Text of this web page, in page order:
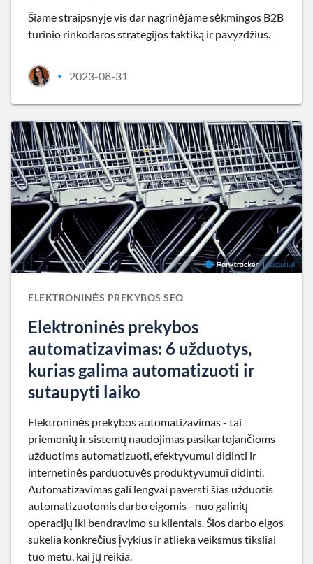
Šiame straipsnyje vis dar nagrinėjame sėkmingos B2B
turinio rinkodaros strategijos taktiką ir pavyzdžius.
• 2023-08-31
ELEKTRONINĖS PREKYBOS SEO
Elektroninės prekybos
automatizavimas: 6 užduotys,
kurias galima automatizuoti ir
sutaupyti laiko
Elektroninės prekybos automatizavimas - tai
priemonių ir sistemų naudojimas pasikartojančioms
užduotims automatizuoti, efektyvumui didinti ir
internetinės parduotuvės produktyvumui didinti.
Automatizavimas gali lengvai paversti šias užduotis
automatizuotomis darbo eigomis - nuo galinių
operacijų iki bendravimo su klientais. Šios darbo eigos
sukelia konkrečius įvykius ir atlieka veiksmus tiksliai
tuo metu, kai jų reikia.